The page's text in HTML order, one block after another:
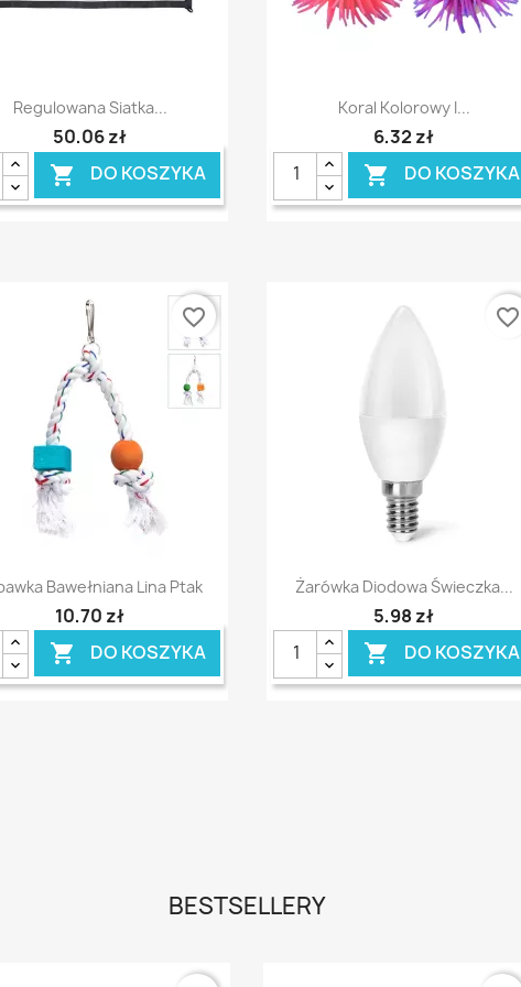
Szybki podgląd
Regulowana Siatka...
50,06 zł
 DO KOSZYKA
Szybki podgląd
Koral Kolorowy I...
6,32 zł
 DO KOSZYKA
Szybki podgląd
Bawełniana Lina Ptak
10,70 zł
 DO KOSZYKA
favorite_border
Szybki podgląd
Żarówka Diodowa Świeczka...
5,98 zł
 DO KOSZYKA
favorite_border
BESTSELLERY